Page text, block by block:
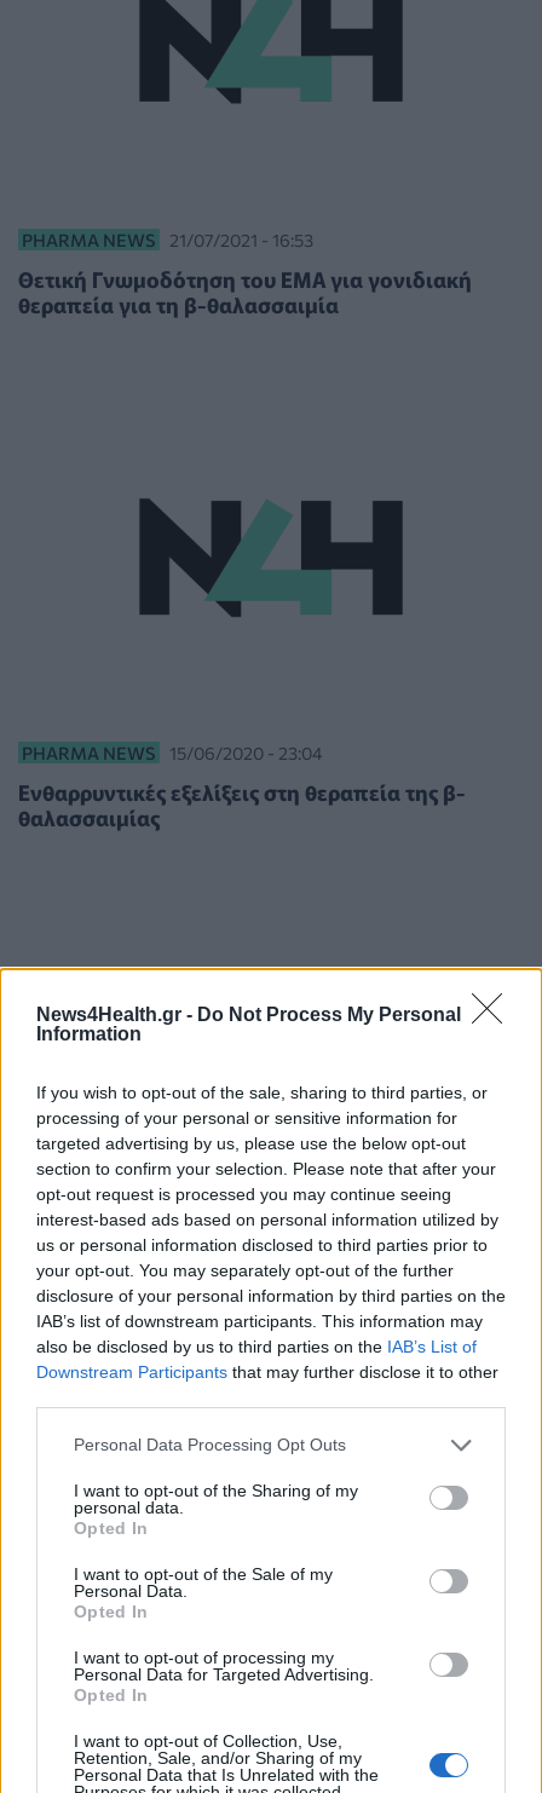
News4Health.gr - Do Not Process My Personal
Information
If you wish to opt-out of the sale, sharing to third parties, or
processing of your personal or sensitive information for
targeted advertising by us, please use the below opt-out
section to confirm your selection. Please note that after your
opt-out request is processed you may continue seeing
interest-based ads based on personal information utilized by
us or personal information disclosed to third parties prior to
your opt-out. You may separately opt-out of the further
disclosure of your personal information by third parties on the
IAB’s list of downstream participants. This information may
also be disclosed by us to third parties on the IAB’s List of
Downstream Participants that may further disclose it to other
Personal Data Processing Opt Outs
I want to opt-out of the Sharing of my
personal data.
Opted In
I want to opt-out of the Sale of my
Personal Data.
Opted In
I want to opt-out of processing my
Personal Data for Targeted Advertising.
Opted In
I want to opt-out of Collection, Use,
Retention, Sale, and/or Sharing of my
Personal Data that Is Unrelated with the
PHARMA NEWS 21/07/2021 - 16:53
Θετική Γνωμοδότηση του ΕΜΑ για γονιδιακή
θεραπεία για τη β-θαλασσαιμία
PHARMA NEWS 15/06/2020 - 23:04
Ενθαρρυντικές εξελίξεις στη θεραπεία της β-
θαλασσαιμίας
ΥΓΕΊΑ 11/05/2020 - 17:55
Ευχάριστα τα νέα για τους ασθενείς με αναιμία
λόγω β-θαλασσαιμίας
ΤΕΛΕΥΤΑΙΑ ΝΕΑ
Πρωτοποριακή ενδομήτρια επέμβαση σε νοσοκομείο
των ΗΠΑ έσωσε έμβρυο με σπάνια πάθηση
06/08/2026 - 19:17
διώξεων σε βάρος του Άντονι Φάουτσι
ΕΠΙΚΑΙΡΌΤΗΤΑ 06/08/2026 - 18:38
Διαβητική αμφιβληστροειδοπάθεια: «Σιωπηλός»
κίνδυνος για την όραση των ασθενών